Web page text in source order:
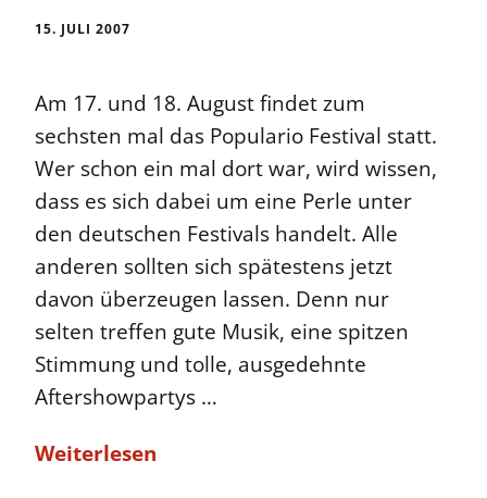
15. JULI 2007
Am 17. und 18. August findet zum
sechsten mal das Populario Festival statt.
Wer schon ein mal dort war, wird wissen,
dass es sich dabei um eine Perle unter
den deutschen Festivals handelt. Alle
anderen sollten sich spätestens jetzt
davon überzeugen lassen. Denn nur
selten treffen gute Musik, eine spitzen
Stimmung und tolle, ausgedehnte
Aftershowpartys …
Weiterlesen